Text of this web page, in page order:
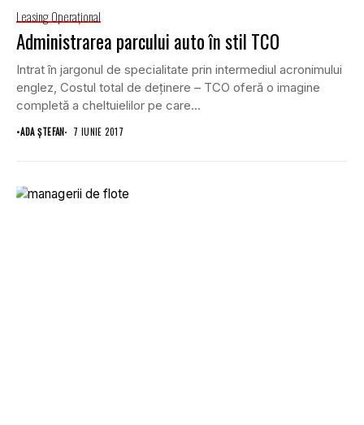
Leasing Operaţional
Administrarea parcului auto în stil TCO
Intrat în jargonul de specialitate prin intermediul acronimului
englez, Costul total de deţinere – TCO oferă o imagine
completă a cheltuielilor pe care...
•ADA ȘTEFAN 7 IUNIE 2017